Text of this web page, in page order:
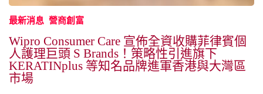
最新消息 營商創富
Wipro Consumer Care 宣佈全資收購菲律賓個
人護理巨頭 S Brands！策略性引進旗下
KERATINplus 等知名品牌進軍香港與大灣區
市場